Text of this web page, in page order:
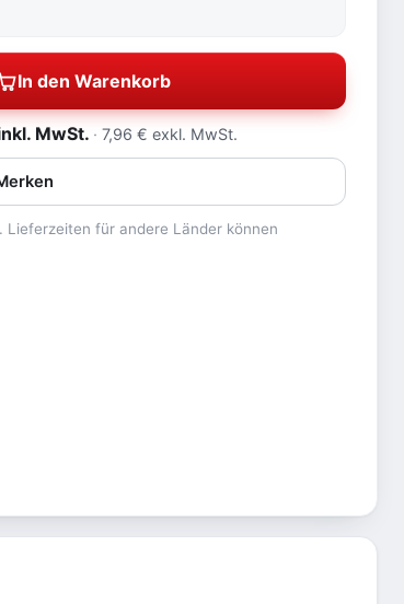
In den Warenkorb
MwSt. 7,96 € exkl. MwSt.
für andere Länder können